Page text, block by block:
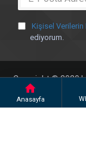
Kişisel Verilerin
ediyorum.
Copyright © 2020 |
Anasayfa